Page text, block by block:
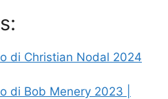
di Christian Nodal 2024
di Bob Menery 2023 |